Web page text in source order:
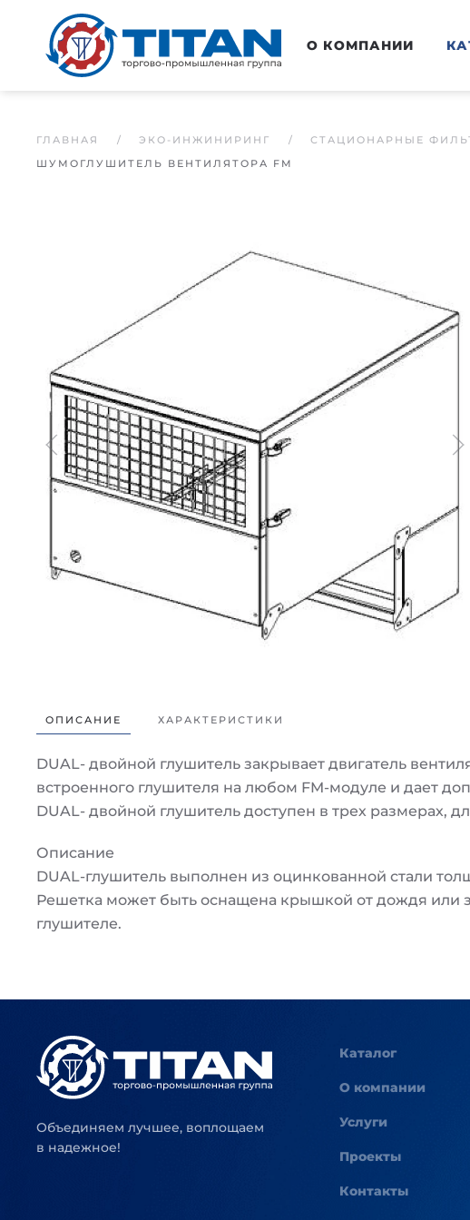
Перейти к основному содержанию О КОМПАНИИ
ГЛАВНАЯ ЭКО-ИНЖИНИРИНГ СТАЦИОНАРНЫЕ
ШУМОГЛУШИТЕЛЬ ВЕНТИЛЯТОРА FM
ОПИСАНИЕ ХАРАКТЕРИСТИКИ
DUAL- двойной глушитель закрывает двигатель
встроенного глушителя на любом FM-модуле и дает
DUAL- двойной глушитель доступен в трех размерах,
Описание
DUAL-глушитель выполнен из оцинкованной стали
Решетка может быть оснащена крышкой от дождя
глушителе.
Объединяем лучшее, воплощаем
в надежное!
Каталог
О компании
Услуги
Проекты
Контакты